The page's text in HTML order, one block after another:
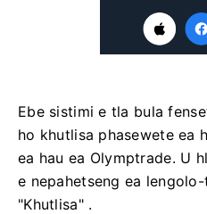
Ebe sistimi e tla bula
ho khutlisa phasewete ea
ea hau ea Olymptrade. U
e nepahetseng ea
"Khutlisa" .